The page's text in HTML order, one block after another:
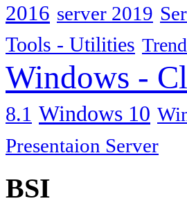
2016 server 2019
Tools - Utilities
Windows -
8.1 Windows 10
Presentaion Server
BSI